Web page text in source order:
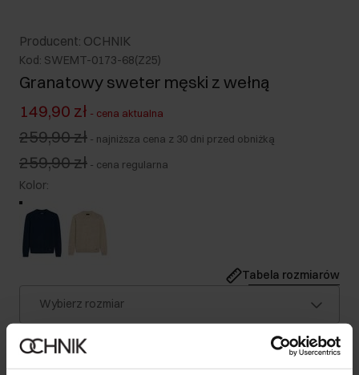
Producent: OCHNIK
Kod: SWEMT-0173-68(Z25)
Granatowy sweter męski z wełną
149,90 zł - cena aktualna
259,90 zł - najniższa cena z 30 dni przed obniżką
259,90 zł - cena regularna
Kolor:
Tabela rozmiarów
Wybierz rozmiar
Wysyłka w 1 dzień roboczy